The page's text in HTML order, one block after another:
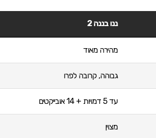
ננו בננה 2
מהירה מאוד
גבוהה, קרובה לפרו
עד 5 דמויות + 14 אובייקטים
מצוין